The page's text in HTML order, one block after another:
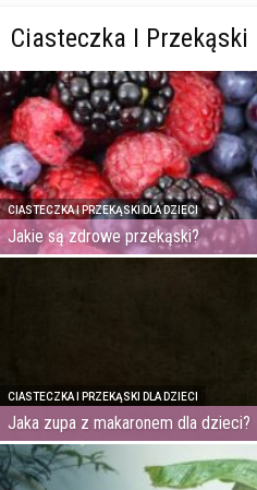
Ciasteczka I Przekąski
CIASTECZKA I PRZEKĄSKI DLA DZIECI
Jakie są zdrowe przekąski?
CIASTECZKA I PRZEKĄSKI DLA DZIECI
Jaka zupa z makaronem dla dzieci?